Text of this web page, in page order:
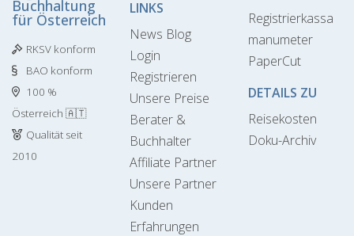
Buchhaltung
für Österreich
RKSV konform
BAO konform
100 %
Österreich 🇦🇹
Qualität seit
2010
LINKS
News Blog
Login
Registrieren
Unsere Preise
Berater &
Buchhalter
Affiliate Partner
Unsere Partner
Kunden
Erfahrungen
Registrierkassa
manumeter
PaperCut
DETAILS ZU
Reisekosten
Doku-Archiv